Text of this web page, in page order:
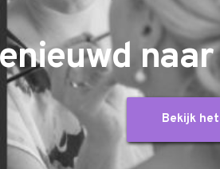
Bekijk